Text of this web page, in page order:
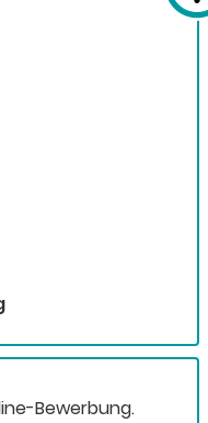
Bewerbung.